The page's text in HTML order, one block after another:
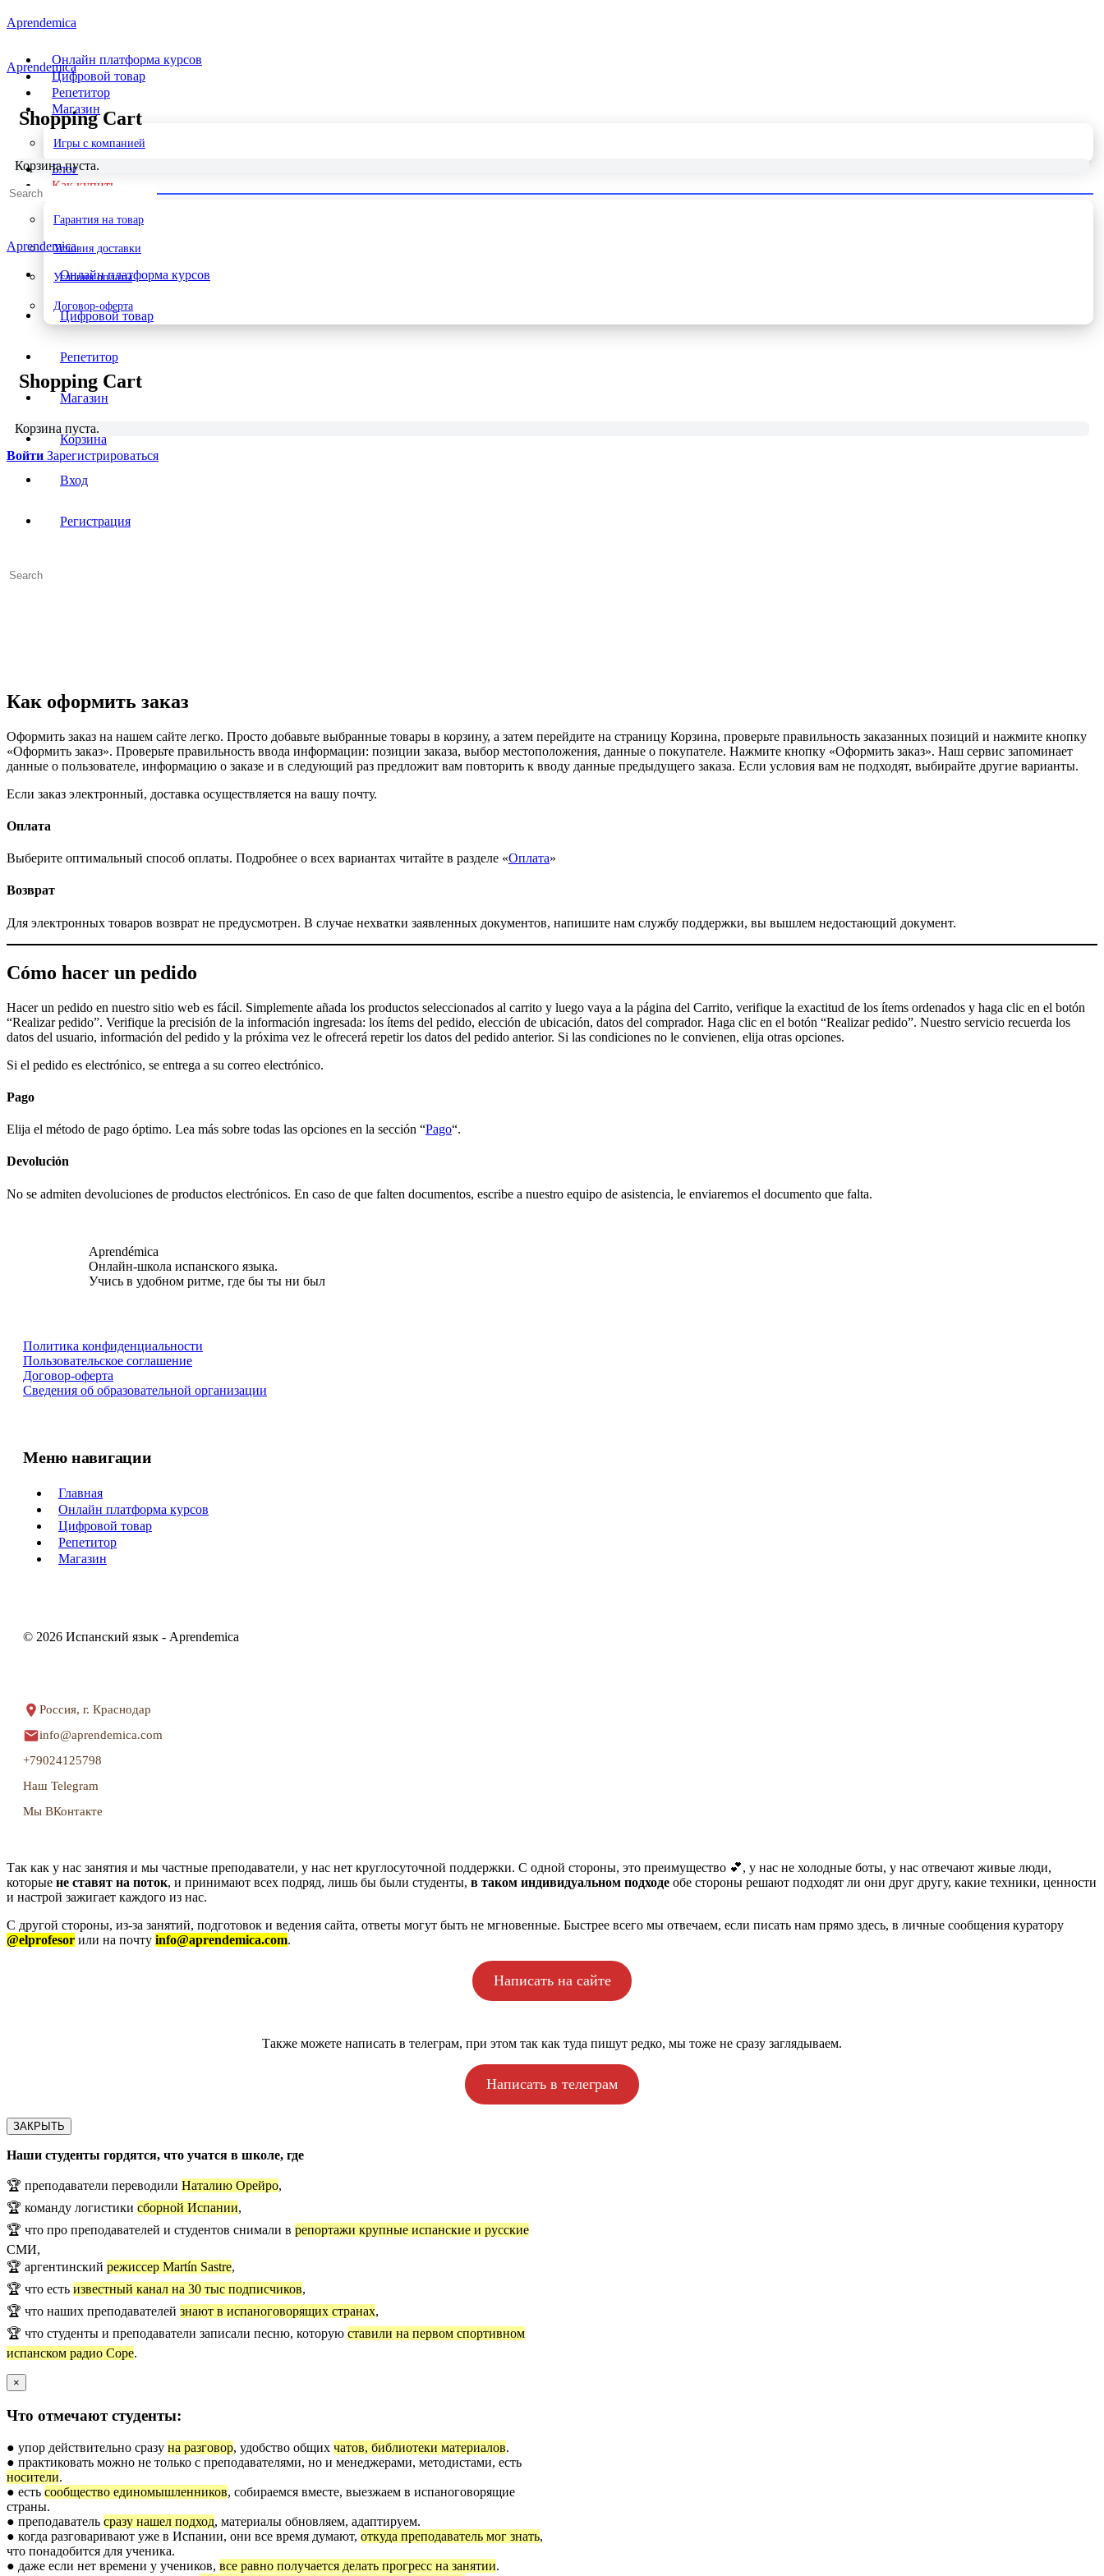
Side
Aprendemica
Онлайн платформа курсов
Цифровой товар
Репетитор
Магазин
Игры с компанией
Блог
Как купить
Гарантия на товар
Условия доставки
Условия оплаты
Договор-оферта
options
Shopping Cart
Корзина пуста.
Войти Зарегистрироваться
Aprendemica
Shopping Cart
Корзина пуста.
Search
Aprendemica
Онлайн платформа курсов
Цифровой товар
Репетитор
Магазин
Корзина
Вход
Регистрация
Search
Как оформить заказ
Оформить заказ на нашем сайте легко. Просто добавьте выбранные товары в корзину, а затем перейдите на страницу Корзина, проверьте правильность заказанных позиций и нажмите кнопку
«Оформить заказ». Проверьте правильность ввода информации: позиции заказа, выбор местоположения, данные о покупателе. Нажмите кнопку «Оформить заказ». Наш сервис запоминает
данные о пользователе, информацию о заказе и в следующий раз предложит вам повторить к вводу данные предыдущего заказа. Если условия вам не подходят, выбирайте другие варианты.
Если заказ электронный, доставка осуществляется на вашу почту.
Оплата
Выберите оптимальный способ оплаты. Подробнее о всех вариантах читайте в разделе «Оплата»
Возврат
Для электронных товаров возврат не предусмотрен. В случае нехватки заявленных документов, напишите нам службу поддержки, вы вышлем недостающий документ.
Cómo hacer un pedido
Hacer un pedido en nuestro sitio web es fácil. Simplemente añada los productos seleccionados al carrito y luego vaya a la página del Carrito, verifique la exactitud de los ítems ordenados y haga clic en el botón
“Realizar pedido”. Verifique la precisión de la información ingresada: los ítems del pedido, elección de ubicación, datos del comprador. Haga clic en el botón “Realizar pedido”. Nuestro servicio recuerda los
datos del usuario, información del pedido y la próxima vez le ofrecerá repetir los datos del pedido anterior. Si las condiciones no le convienen, elija otras opciones.
Si el pedido es electrónico, se entrega a su correo electrónico.
Pago
Elija el método de pago óptimo. Lea más sobre todas las opciones en la sección “Pago“.
Devolución
No se admiten devoluciones de productos electrónicos. En caso de que falten documentos, escribe a nuestro equipo de asistencia, le enviaremos el documento que falta.
Aprendémica
Онлайн-школа испанского языка.
Учись в удобном ритме, где бы ты ни был
Политика конфиденциальности
Пользовательское соглашение
Договор-оферта
Сведения об образовательной организации
Меню навигации
Главная
Онлайн платформа курсов
Цифровой товар
Репетитор
Магазин
© 2026 Испанский язык - Aprendemica
Россия, г. Краснодар
info@aprendemica.com
+79024125798
Наш Telegram
Мы ВКонтакте
Так как у нас занятия и мы частные преподаватели, у нас нет круглосуточной поддержки. С одной стороны, это преимущество 💕, у нас не холодные боты, у нас отвечают живые люди,
которые не ставят на поток, и принимают всех подряд, лишь бы были студенты, в таком индивидуальном подходе обе стороны решают подходят ли они друг другу, какие техники, ценности
и настрой зажигает каждого из нас.
С другой стороны, из-за занятий, подготовок и ведения сайта, ответы могут быть не мгновенные. Быстрее всего мы отвечаем, если писать нам прямо здесь, в личные сообщения куратору
@elprofesor или на почту info@aprendemica.com.
Написать на сайте
Также можете написать в телеграм, при этом так как туда пишут редко, мы тоже не сразу заглядываем.
Написать в телеграм
ЗАКРЫТЬ
Наши студенты гордятся, что учатся в школе, где
🏆 преподаватели переводили Наталию Орейро,
🏆 команду логистики сборной Испании,
🏆 что про преподавателей и студентов снимали в репортажи крупные испанские и русские
СМИ,
🏆 аргентинский режиссер Martín Sastre,
🏆 что есть известный канал на 30 тыс подписчиков,
🏆 что наших преподавателей знают в испаноговорящих странах,
🏆 что студенты и преподаватели записали песню, которую ставили на первом спортивном
испанском радио Cope.
×
Что отмечают студенты:
● упор действительно сразу на разговор, удобство общих чатов, библиотеки материалов.
● практиковать можно не только с преподавателями, но и менеджерами, методистами, есть
носители.
● есть сообщество единомышленников, собираемся вместе, выезжаем в испаноговорящие
страны.
● преподаватель сразу нашел подход, материалы обновляем, адаптируем.
● когда разговаривают уже в Испании, они все время думают, откуда преподаватель мог знать,
что понадобится для ученика.
● даже если нет времени у учеников, все равно получается делать прогресс на занятии.